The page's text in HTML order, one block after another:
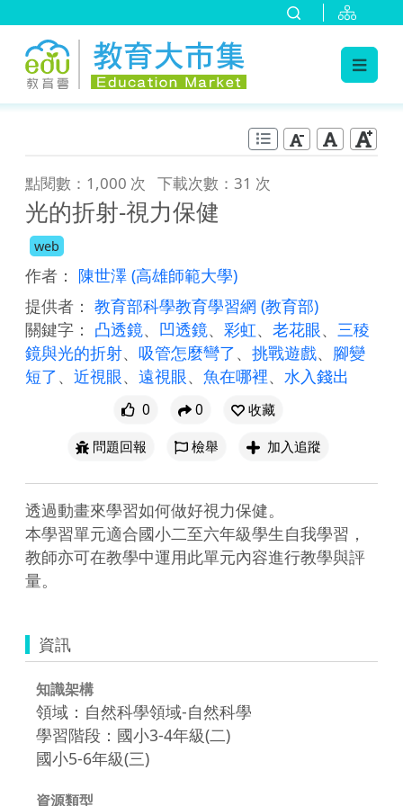
點閱數：1,000 次 下載次數：31 次
光的折射-視力保健
web
作者： 陳世澤 (高雄師範大學)
提供者： 教育部科學教育學習網 (教育部)
關鍵字： 凸透鏡、 凹透鏡、 彩虹、 老花眼、 三稜
鏡與光的折射、 吸管怎麼彎了、 挑戰遊戲、 腳變
短了、 近視眼、 遠視眼、 魚在哪裡、 水入錢出
0 0
收藏
問題回報
檢舉 加入追蹤
透過動畫來學習如何做好視力保健。
本學習單元適合國小二至六年級學生自我學習，
教師亦可在教學中運用此單元內容進行教學與評
量。
資訊
知識架構
領域：自然科學領域-自然科學
學習階段：國小3-4年級(二)
國小5-6年級(三)
資源類型